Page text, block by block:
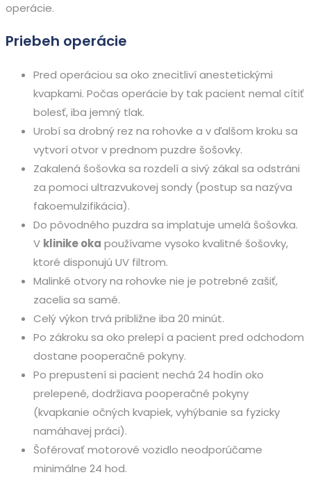
operácie.
Priebeh operácie
Pred operáciou sa oko znecitliví anestetickými
kvapkami. Počas operácie by tak pacient nemal cítiť
bolesť, iba jemný tlak.
Urobí sa drobný rez na rohovke a v ďalšom kroku sa
vytvorí otvor v prednom puzdre šošovky.
Zakalená šošovka sa rozdelí a sivý zákal sa odstráni
za pomoci ultrazvukovej sondy (postup sa nazýva
fakoemulzifikácia).
Do pôvodného puzdra sa implatuje umelá šošovka.
V klinike oka používame vysoko kvalitné šošovky,
ktoré disponujú UV filtrom.
Malinké otvory na rohovke nie je potrebné zašiť,
zacelia sa samé.
Celý výkon trvá približne iba 20 minút.
Po zákroku sa oko prelepí a pacient pred odchodom
dostane pooperačné pokyny.
Po prepustení si pacient nechá 24 hodín oko
prelepené, dodržiava pooperačné pokyny
(kvapkanie očných kvapiek, vyhýbanie sa fyzicky
namáhavej práci).
Šoférovať motorové vozidlo neodporúčame
minimálne 24 hod.